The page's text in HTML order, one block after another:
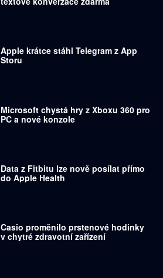
Apple krátce stáhl Telegram z App
Storu
Microsoft chystá hry z Xboxu 360 pro
PC a nové konzole
Data z Fitbitu lze nově posílat přímo
do Apple Health
Casio proměnilo prstenové hodinky
v chytré zdravotní zařízení